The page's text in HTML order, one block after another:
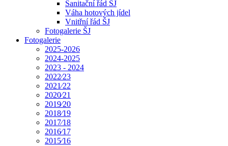
Sanitační řád ŠJ
Váha hotových jídel
Vnitřní řád ŠJ
Fotogalerie ŠJ
Fotogalerie
2025-2026
2024-2025
2023 - 2024
2022⁄23
2021⁄22
2020⁄21
2019⁄20
2018⁄19
2017⁄18
2016⁄17
2015⁄16